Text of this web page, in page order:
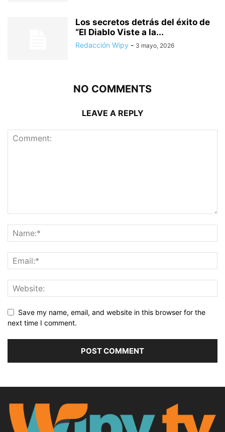
Los secretos detrás del éxito de
“El Diablo Viste a la...
Redacción Wipy - 3 mayo, 2026
NO COMMENTS
LEAVE A REPLY
Save my name, email, and website in this browser for the
next time I comment.